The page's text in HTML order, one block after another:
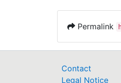
Permalink
Contact
Legal Notice